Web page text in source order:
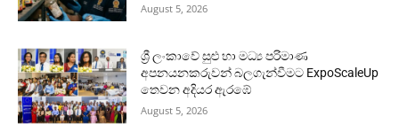
August 5, 2026
ශ්‍රී ලංකාවේ සුළු හා මධ්‍ය පරිමාණ
අපනයනකරුවන් බලගැන්වීමට ExpoScaleUp
තෙවන අදියර ඇරඹේ
August 5, 2026